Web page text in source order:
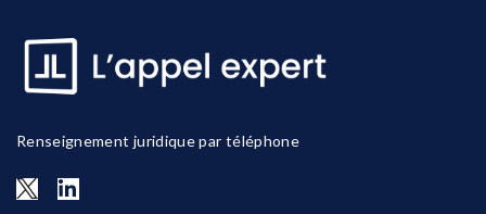
Renseignement juridique par téléphone